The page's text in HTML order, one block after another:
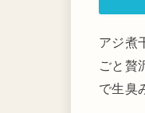
アジ煮
ごと贅
で生臭